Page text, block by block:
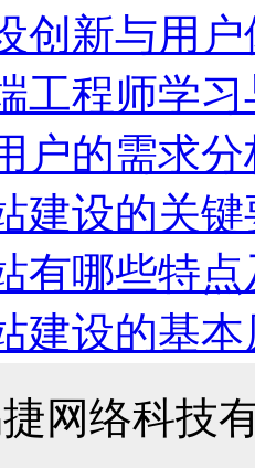
创新与用
工程师学
户的需求
建设的关
有哪些特
建设的基本
捷网络科